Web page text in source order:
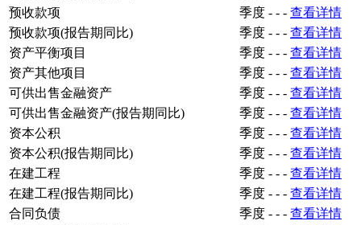
预收款项
季度 - - - 查看详情
预收款项(报告期同比)
季度 - - - 查看详情
资产平衡项目
季度 - - - 查看详情
资产其他项目
季度 - - - 查看详情
可供出售金融资产
季度 - - - 查看详情
可供出售金融资产(报告期同比)
季度 - - - 查看详情
资本公积
季度 - - - 查看详情
资本公积(报告期同比)
季度 - - - 查看详情
在建工程
季度 - - - 查看详情
在建工程(报告期同比)
季度 - - - 查看详情
合同负债
季度 - - - 查看详情